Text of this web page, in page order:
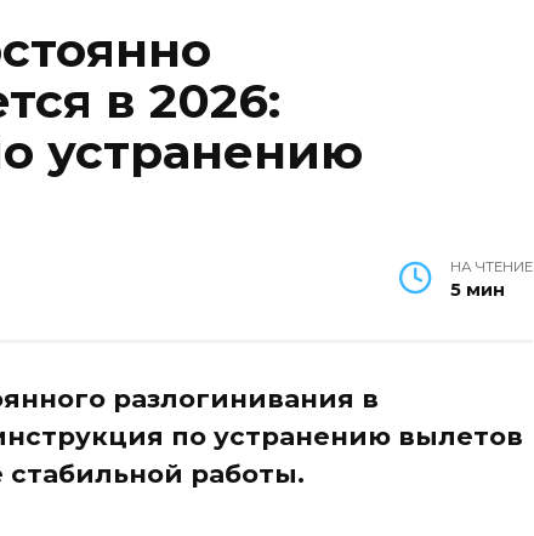
в 2026:
устранению
НА ЧТЕНИЕ
5 мин
разлогинивания в
по устранению вылетов
работы.